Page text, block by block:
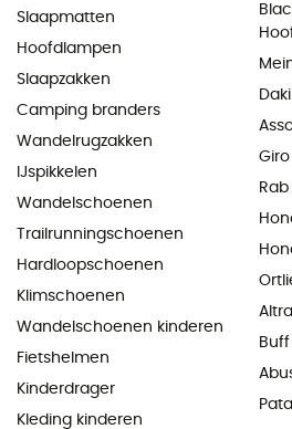
Slaapmatten
Hoofdlampen
Slaapzakken
Camping branders
Wandelrugzakken
IJspikkelen
Wandelschoenen
Trailrunningschoenen
Hardloopschoenen
Klimschoenen
Wandelschoenen kinderen
Fietshelmen
Kinderdrager
Kleding kinderen